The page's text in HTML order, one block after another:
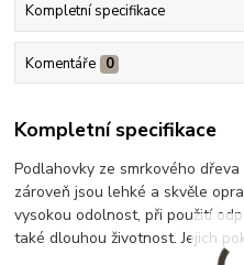
Kompletní specifikace
Komentáře 0
Kompletní specifikace
Podlahovky ze smrkového
zároveň jsou lehké a skvěle
vysokou odolnost, při použití
také dlouhou životnost. Jejich